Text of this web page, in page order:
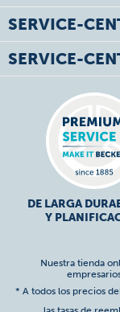
SERVICE-
SERVICE-
DE LARGA
Y
Nuestra tienda
* A todos los precios